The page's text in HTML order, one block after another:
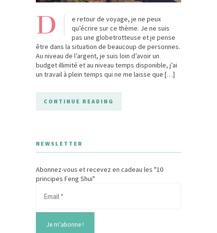
D
e retour de voyage, je ne peux
qu’écrire sur ce thème. Je ne suis
pas une globetrotteuse et je pense
être dans la situation de beaucoup de personnes.
Au niveau de l’argent, je suis loin d’avoir un
budget illimité et au niveau temps disponible, j’ai
un travail à plein temps qui ne me laisse que […]
CONTINUE READING
NEWSLETTER
Abonnez-vous et recevez en cadeau les "10
principes Feng Shui"